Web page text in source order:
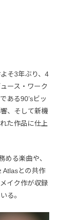
そ3年ぶり、4
ース・ワーク
ある90’sビッ
、そして新機
た作品に仕上
める楽曲や、
Atlasとの共作
イク作が収録
る。